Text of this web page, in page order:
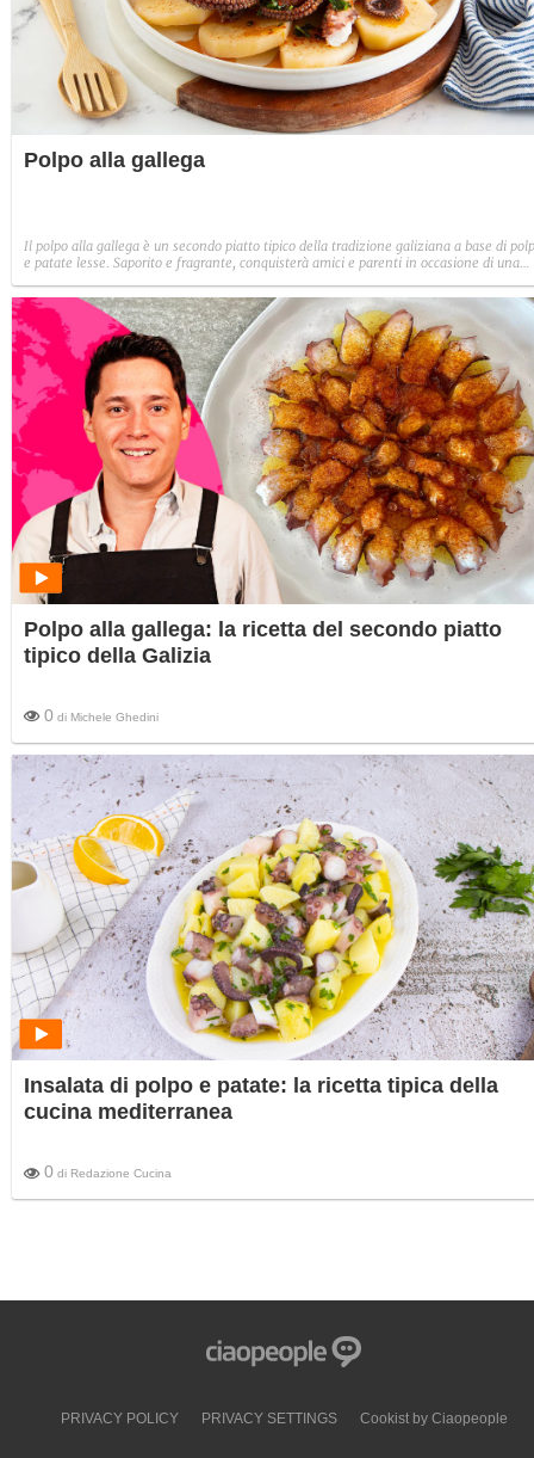
Polpo alla gallega
Il polpo alla gallega è un secondo piatto tipico della tradizione galiziana a base di
e patate lesse. Saporito e fragrante, conquisterà amici e parenti in occasione di una
Polpo alla gallega: la ricetta del secondo piatto
tipico della Galizia
0 di Michele Ghedini
Insalata di polpo e patate: la ricetta tipica della
cucina mediterranea
0 di Redazione Cucina
PRIVACY POLICY PRIVACY SETTINGS Cookist by Ciaopeople